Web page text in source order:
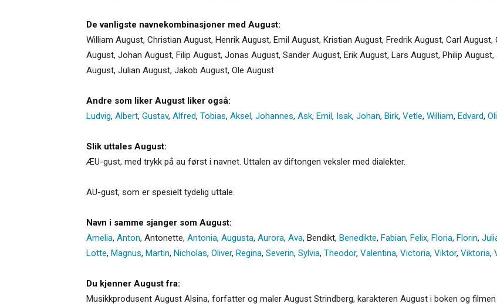
De vanligste navnekombinasjoner med August:
William August, Christian August, Henrik August, Emil August, Kristian August, Fredrik August, Carl
August, Johan August, Filip August, Jonas August, Sander August, Erik August, Lars August, Philip
August, Julian August, Jakob August, Ole August
Andre som liker August liker også:
Ludvig, Albert, Gustav, Alfred, Tobias, Aksel, Johannes, Ask, Emil, Isak, Johan, Birk, Vetle, William, Edvard,
Slik uttales August:
ÆU-gust, med trykk på au først i navnet. Uttalen av diftongen veksler med dialekter.
AU-gust, som er spesielt tydelig uttale.
Navn i samme sjanger som August:
Amelia, Anton, Antonette, Antonia, Augusta, Aurora, Ava, Bendikt, Benedikte, Fabian, Felix, Floria, Florin,
Lotte, Magnus, Martin, Nicholas, Oliver, Regina, Severin, Sylvia, Theodor, Valentina, Victoria, Viktor, Viktoria,
Du kjenner August fra:
Musikkprodusent August Alsina, forfatter og maler August Strindberg, karakteren August i boken og